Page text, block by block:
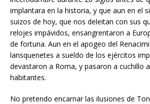
implantara en la historia, y que aun en el
suizos de hoy, que nos deleitan con sus
relojes impávidos, ensangrentaron a
de fortuna. Aun en el apogeo del
lansquenetes a sueldo de los ejércitos
devastaron a Roma, y pasaron a cuchillo
habitantes.
No pretendo encarnar las ilusiones de